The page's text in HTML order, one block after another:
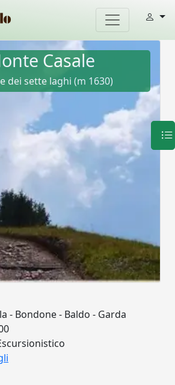
Casale
dei sette laghi (m 1630)
- Bondone - Baldo - Garda